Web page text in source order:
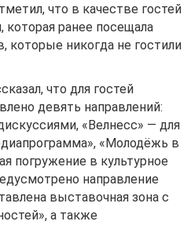
что в качестве гостей
ранее посещала
которые никогда не гостили
что для гостей
девять направлений:
«Велнесс» — для
«Молодёжь в
погружение в культурное
направление
выставочная зона с
а также